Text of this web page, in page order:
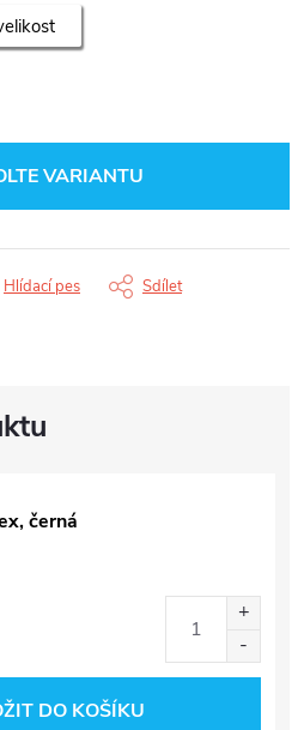
VARIANTU
Hlídací pes Sdílet
černá
DO KOŠÍKU